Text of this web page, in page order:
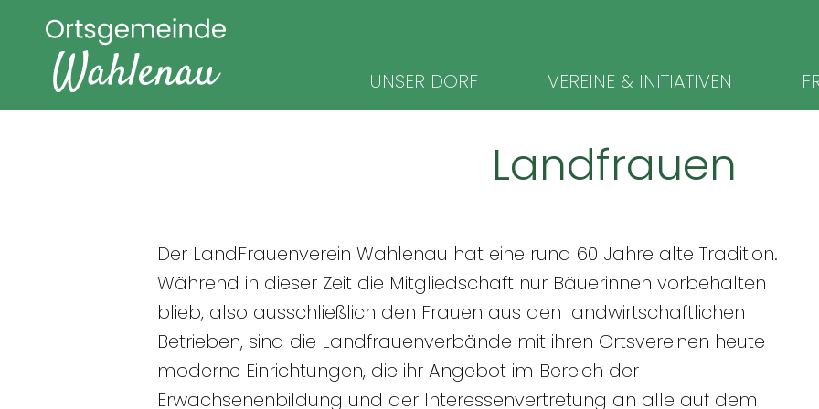
Navigation
UNSER DORF VEREINE & INITIATIVEN
Landfrauen
Der LandFrauenverein Wahlenau hat eine rund 60 Jahre alte Tradition.
Während in dieser Zeit die Mitgliedschaft nur Bäuerinnen vorbehalten
blieb, also ausschließlich den Frauen aus den landwirtschaftlichen
Betrieben, sind die Landfrauenverbände mit ihren Ortsvereinen heute
moderne Einrichtungen, die ihr Angebot im Bereich der
Erwachsenenbildung und der Interessenvertretung an alle auf dem